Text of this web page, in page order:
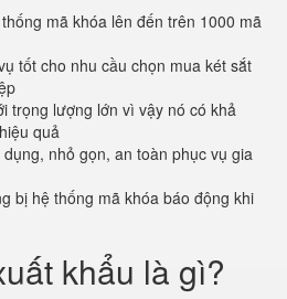
mã khóa lên đến trên 1000 mã
tốt cho nhu cầu chọn mua két sắt
trọng lượng lớn vì vậy nó có khả
quả
nhỏ gọn, an toàn phục vụ gia
bị hệ thống mã khóa báo động khi
khẩu là gì?